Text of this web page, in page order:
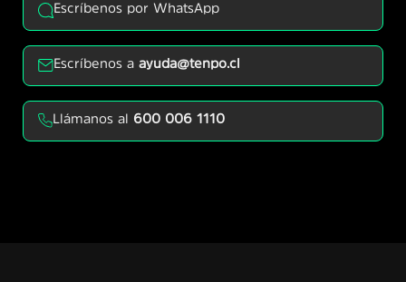
Escríbenos por WhatsApp
Escríbenos aayuda@tenpo.cl
Llámanos al 600 006 1110